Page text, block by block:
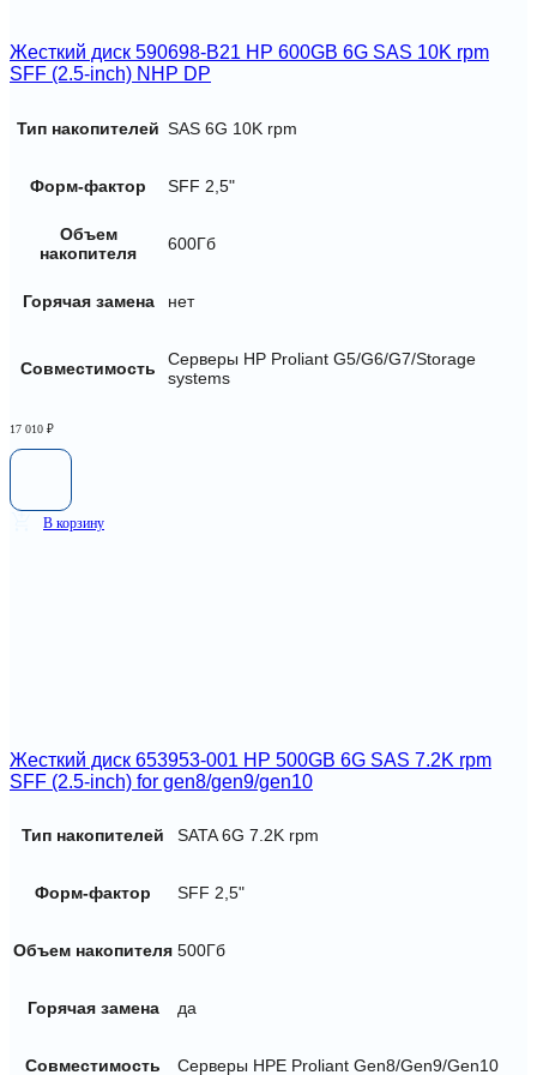
Жесткий диск 590698-B21 HP 600GB 6G SAS 10K rpm
SFF (2.5-inch) NHP DP
Тип накопителей SAS 6G 10K rpm
Форм-фактор SFF 2,5"
Объем
накопителя
600Гб
Горячая замена нет
Совместимость
Серверы HP Proliant G5/G6/G7/Storage
systems
17 010 ₽
В корзину
Жесткий диск 653953-001 HP 500GB 6G SAS 7.2K rpm
SFF (2.5-inch) for gen8/gen9/gen10
Тип накопителей SATA 6G 7.2K rpm
Форм-фактор SFF 2,5"
Объем накопителя 500Гб
Горячая замена да
Совместимость Серверы HPE Proliant Gen8/Gen9/Gen10